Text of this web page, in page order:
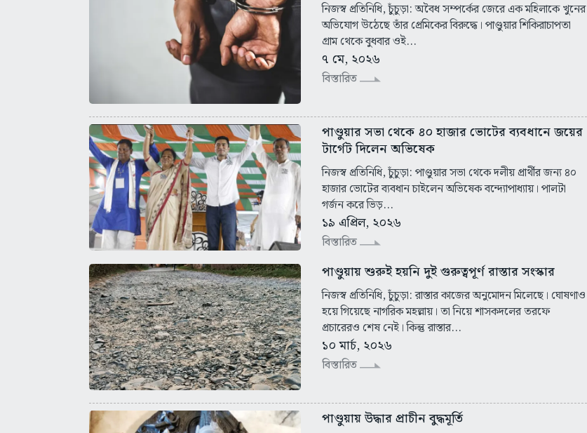
নিজস্ব প্রতিনিধি, চুঁচুড়া: অবৈধ সম্পর্কের জেরে এক মহিলাকে খুনের
অভিযোগ উঠেছে তাঁর প্রেমিকের বিরুদ্ধে। পাণ্ডুয়ার শিকিরাচাপতা
গ্রাম থেকে বুধবার ওই...
৭ মে, ২০২৬
বিস্তারিত
পাণ্ডুয়ার সভা থেকে ৪০ হাজার ভোটের ব্যবধানে জয়ের
টার্গেট দিলেন অভিষেক
নিজস্ব প্রতিনিধি, চুঁচুড়া: পাণ্ডুয়ার সভা থেকে দলীয় প্রার্থীর জন্য ৪০
হাজার ভোটের ব্যবধান চাইলেন অভিষেক বন্দ্যোপাধ্যায়। পালটা
গর্জন করে ভিড়...
১৯ এপ্রিল, ২০২৬
বিস্তারিত
পাণ্ডুয়ায় শুরুই হয়নি দুই গুরুত্বপূর্ণ রাস্তার সংস্কার
নিজস্ব প্রতিনিধি, চুঁচুড়া: রাস্তার কাজের অনুমোদন মিলেছে। ঘোষণাও
হয়ে গিয়েছে নাগরিক মহল্লায়। তা নিয়ে শাসকদলের তরফে
প্রচারেরও শেষ নেই। কিন্তু রাস্তার...
১০ মার্চ, ২০২৬
বিস্তারিত
পাণ্ডুয়ায় উদ্ধার প্রাচীন বুদ্ধমূর্তি